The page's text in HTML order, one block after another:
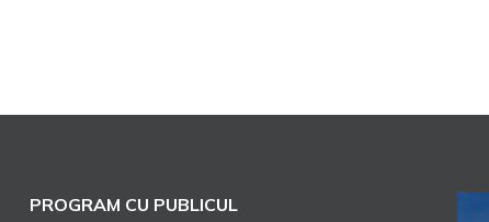
PROGRAM CU PUBLICUL